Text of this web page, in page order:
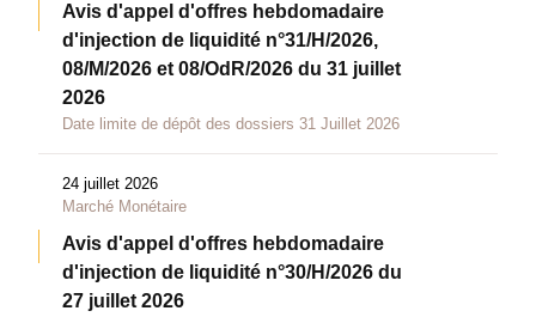
Avis d'appel d'offres hebdomadaire
d'injection de liquidité n°31/H/2026,
08/M/2026 et 08/OdR/2026 du 31 juillet
2026
Date limite de dépôt des dossiers 31 Juillet 2026
24 juillet 2026
Marché Monétaire
Avis d'appel d'offres hebdomadaire
d'injection de liquidité n°30/H/2026 du
27 juillet 2026